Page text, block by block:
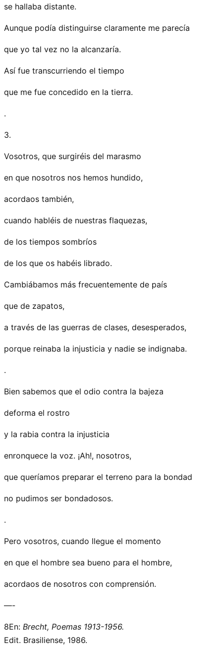
se hallaba distante.
Aunque podía distinguirse claramente me parecía
que yo tal vez no la alcanzaría.
Así fue transcurriendo el tiempo
que me fue concedido en la tierra.
.
3.
Vosotros, que surgiréis del marasmo
en que nosotros nos hemos hundido,
acordaos también,
cuando habléis de nuestras flaquezas,
de los tiempos sombríos
de los que os habéis librado.
Cambiábamos más frecuentemente de país
que de zapatos,
a través de las guerras de clases, desesperados,
porque reinaba la injusticia y nadie se indignaba.
.
Bien sabemos que el odio contra la bajeza
deforma el rostro
y la rabia contra la injusticia
enronquece la voz. ¡Ah!, nosotros,
que queríamos preparar el terreno para la bondad
no pudimos ser bondadosos.
.
Pero vosotros, cuando llegue el momento
en que el hombre sea bueno para el hombre,
acordaos de nosotros con comprensión.
—-
8En: Brecht, Poemas 1913-1956.
Edit. Brasiliense, 1986.